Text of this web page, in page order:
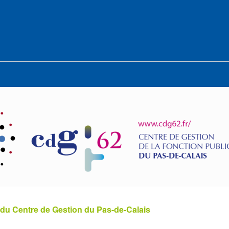
Centre de Gestion du Pas-de-Calais